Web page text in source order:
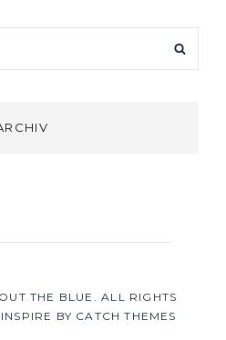
OUT THE BLUE
. ALL RIGHTS
BY CATCH THEMES